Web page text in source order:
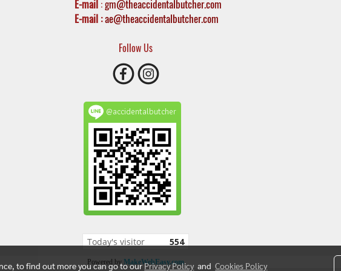
E-mail:gm@theaccidentalbutcher.com
E-mail :ae@theaccidentalbutcher.com
Follow Us
@accidentalbutcher
Today's visitor 554
Powered by MakeWebEasy.com
to find out more you can go to ourPrivacy Policy andCookies Policy